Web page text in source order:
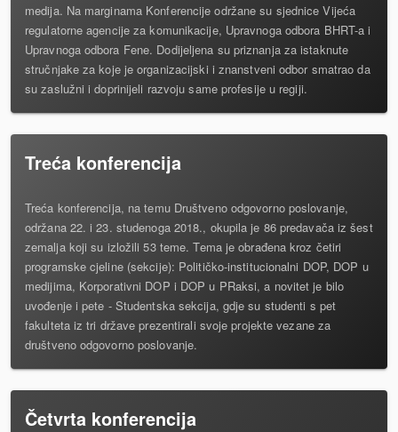
medija. Na marginama Konferencije održane su sjednice Vijeća
regulatorne agencije za komunikacije, Upravnoga odbora BHRT-a i
Upravnoga odbora Fene. Dodijeljena su priznanja za istaknute
stručnjake za koje je organizacijski i znanstveni odbor smatrao da
su zaslužni i doprinijeli razvoju same profesije u regiji.
Treća konferencija
Treća konferencija, na temu Društveno odgovorno poslovanje,
održana 22. i 23. studenoga 2018., okupila je 86 predavača iz šest
zemalja koji su izložili 53 teme. Tema je obrađena kroz četiri
programske cjeline (sekcije): Političko-institucionalni DOP, DOP u
medijima, Korporativni DOP i DOP u PRaksi, a novitet je bilo
uvođenje i pete - Studentska sekcija, gdje su studenti s pet
fakulteta iz tri države prezentirali svoje projekte vezane za
društveno odgovorno poslovanje.
Četvrta konferencija